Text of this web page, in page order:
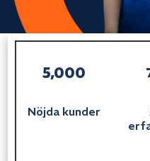
5,000
Nöjda kunder